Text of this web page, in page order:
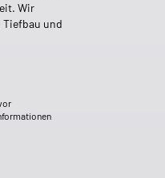
Wir
Tiefbau und